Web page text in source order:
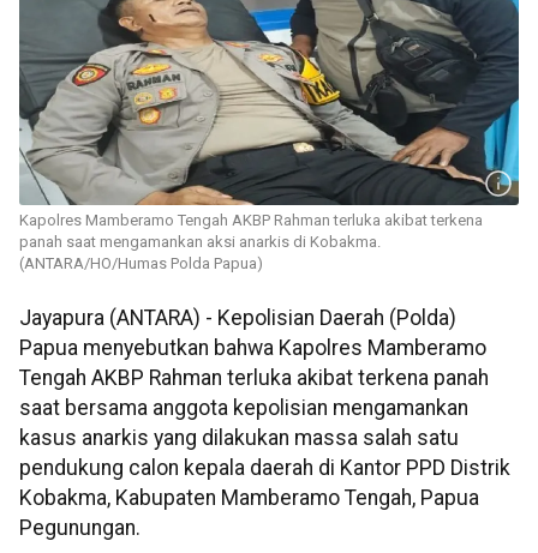
Kapolres Mamberamo Tengah AKBP Rahman terluka akibat terkena
panah saat mengamankan aksi anarkis di Kobakma.
(ANTARA/HO/Humas Polda Papua)
Jayapura (ANTARA) - Kepolisian Daerah (Polda)
Papua menyebutkan bahwa Kapolres Mamberamo
Tengah AKBP Rahman terluka akibat terkena panah
saat bersama anggota kepolisian mengamankan
kasus anarkis yang dilakukan massa salah satu
pendukung calon kepala daerah di Kantor PPD Distrik
Kobakma, Kabupaten Mamberamo Tengah, Papua
Pegunungan.